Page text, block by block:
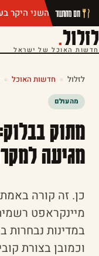
חם מהתנור
לזלול.
חדשות האוכל של ישראל
לזלול » חדשות האוכל »
מהעולם
מתוק
מגיעה
כן. זה קורה
מיינקראפט
וכמובן בצורת